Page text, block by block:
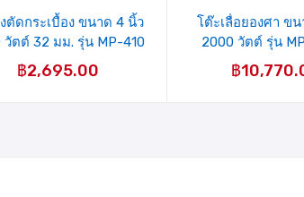
ตัดกระเบื้อง ขนาด 4 นิ้ว
วัตต์ 32 มม. รุ่น MP-410
MIXPRO
฿2,695.00
โต๊ะเลื่อยองศา ข
2000 วัตต์ รุ่น
MIXPRO
฿